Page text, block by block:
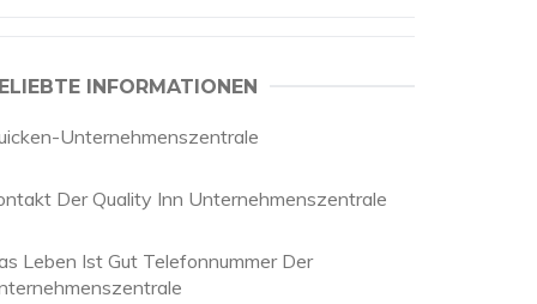
INFORMATIONEN
Unternehmenszentrale
Der Quality Inn Unternehmenszentrale
Leben Ist Gut Telefonnummer Der